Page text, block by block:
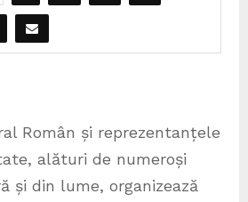
Român și reprezentanțele
alături de numeroși
și din lume, organizează